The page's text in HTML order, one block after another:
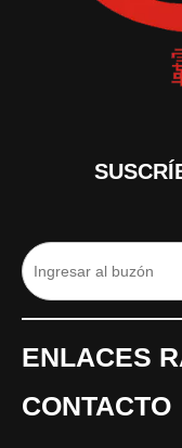
ENLACES
CONTACTO